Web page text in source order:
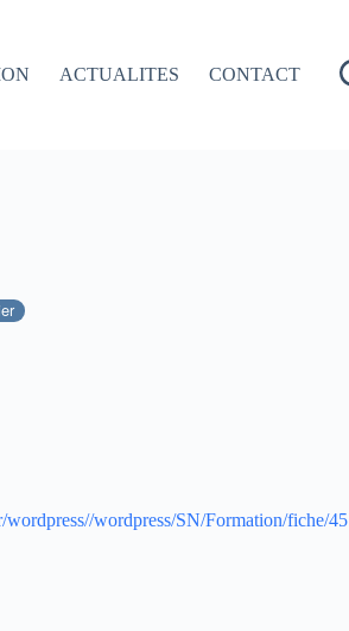
ACTUALITES CONTACT
wordpress/SN/Formation/fiche/45